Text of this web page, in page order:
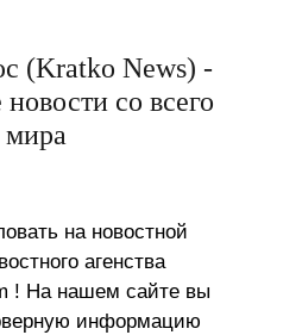
(Kratko News) -
со всего
мира
на новостной
агенства
! На нашем сайте вы
информацию